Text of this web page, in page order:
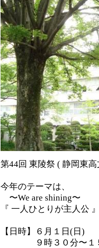
第44回 東陵祭 ( 静岡東高
今年のテーマは、
〜We are shining〜
『 一人ひとりが主人公 』
【日時】６月１日(日)
９時３０分〜１